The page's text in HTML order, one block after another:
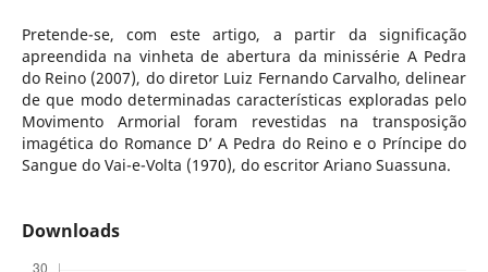
Pretende-se, com este artigo, a partir da significação
apreendida na vinheta de abertura da minissérie A Pedra
do Reino (2007), do diretor Luiz Fernando Carvalho, delinear
de que modo determinadas características exploradas pelo
Movimento Armorial foram revestidas na transposição
imagética do Romance D’ A Pedra do Reino e o Príncipe do
Sangue do Vai-e-Volta (1970), do escritor Ariano Suassuna.
Downloads